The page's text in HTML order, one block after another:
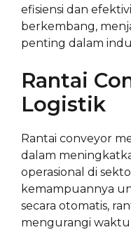
efisiensi dan
berkembang,
penting dalam
Rantai
Logistik
Rantai conveyor
dalam
operasional di
kemampuannya
secara otomatis,
mengurangi waktu